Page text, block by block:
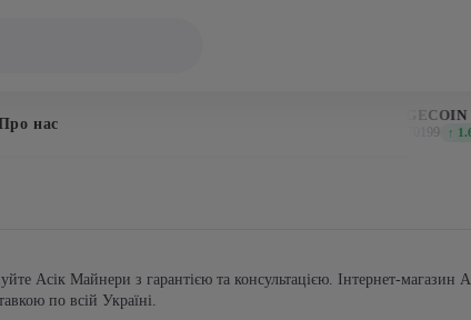
нас
DOGECOIN
↑
Асік Майнери з гарантією та консультацією. Інтернет-
по всій Україні.